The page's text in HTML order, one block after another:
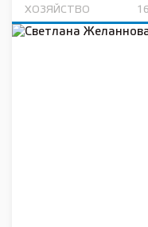
ХОЗЯЙСТВО